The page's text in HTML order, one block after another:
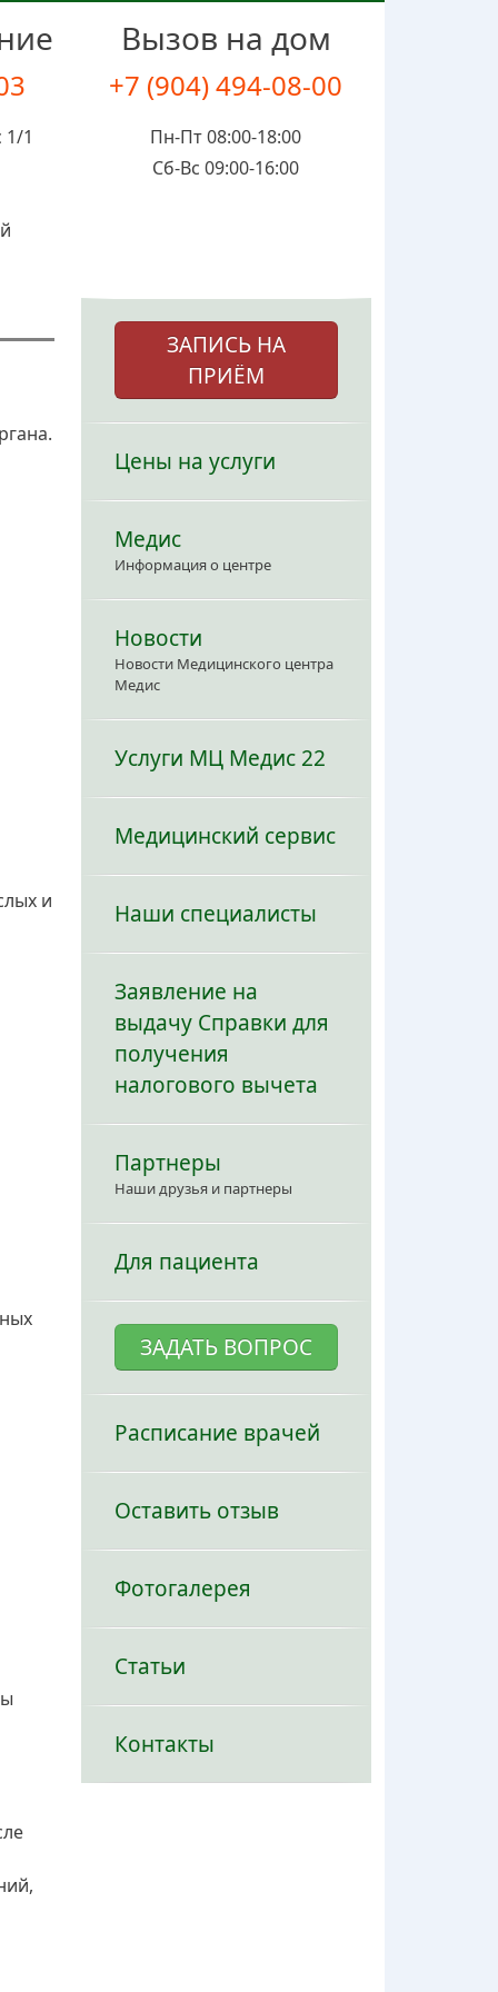
1/1
Вызов на дом
+7 (904) 494-08-00
Пн-Пт 08:00-18:00
Сб-Вс 09:00-16:00
и
ЗАПИСЬ НА
ПРИЁМ
Цены на услуги
Медис
Информация о центре
Новости
Новости Медицинского центра
Медис
Услуги МЦ Медис 22
Медицинский сервис
Наши специалисты
Заявление на
выдачу Справки для
получения
налогового вычета
Партнеры
Наши друзья и партнеры
Для пациента
ЗАДАТЬ ВОПРОС
Расписание врачей
Оставить отзыв
Фотогалерея
Статьи
Контакты